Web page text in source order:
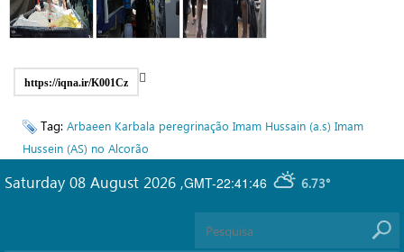
https://iqna.ir/K001Cz
Tag: Arbaeen Karbala peregrinação Imam Hussain (a.s) Imam
Hussein (AS) no Alcorão
GMT-22:41:46 6.73°
Saturday 08 August 2026 ,